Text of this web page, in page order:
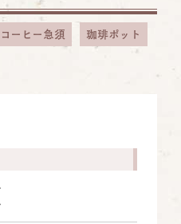
コーヒー急須 珈琲ポット